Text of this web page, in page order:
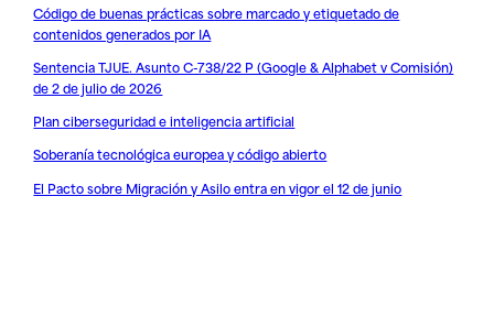
Código de buenas prácticas sobre marcado y etiquetado de
contenidos generados por IA
Sentencia TJUE. Asunto C-738/22 P (Google & Alphabet v Comisión)
de 2 de julio de 2026
Plan ciberseguridad e inteligencia artificial
Soberanía tecnológica europea y código abierto
El Pacto sobre Migración y Asilo entra en vigor el 12 de junio